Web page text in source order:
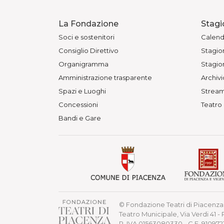
La Fondazione
Soci e sostenitori
Consiglio Direttivo
Organigramma
Amministrazione trasparente
Spazi e Luoghi
Concessioni
Bandi e Gare
Teatro
© Fondazione Teatri di
Teatro Municipale, Via Verdi 41 -